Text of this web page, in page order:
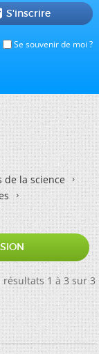
Se souvenir de moi ?
S'inscrire
de la science
résultats 1 à 3 sur 3